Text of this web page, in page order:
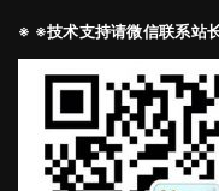
※ ※技术支持请微信联系站